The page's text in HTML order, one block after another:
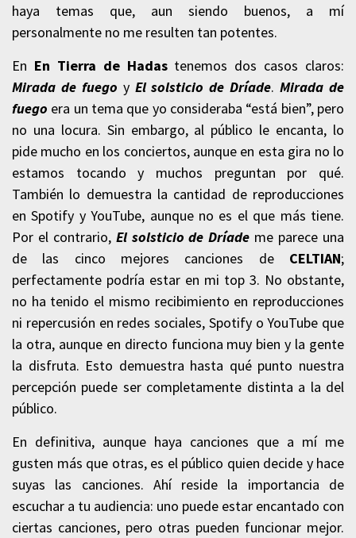
haya temas que, aun siendo buenos, a mí
personalmente no me resulten tan potentes.
En En Tierra de Hadastenemos dos casos claros:
Mirada de fuego y El solsticio de Dríade.Mirada de
fuego era un tema que yo consideraba “está bien”, pero
no una locura. Sin embargo, al público le encanta, lo
pide mucho en los conciertos, aunque en esta gira no lo
estamos tocando y muchos preguntan por qué.
También lo demuestra la cantidad de reproducciones
en Spotify y YouTube, aunque no es el que más tiene.
Por el contrario, El solsticio de Dríade me parece una
de las cinco mejores canciones de CELTIAN;
perfectamente podría estar en mi top 3. No obstante,
no ha tenido el mismo recibimiento en reproducciones
ni repercusión en redes sociales, Spotify o YouTube que
la otra, aunque en directo funciona muy bien y la gente
la disfruta. Esto demuestra hasta qué punto nuestra
percepción puede ser completamente distinta a la del
público.
En definitiva, aunque haya canciones que a mí me
gusten más que otras, es el público quien decide y hace
suyas las canciones. Ahí reside la importancia de
escuchar a tu audiencia: uno puede estar encantado con
ciertas canciones, pero otras pueden funcionar mejor.